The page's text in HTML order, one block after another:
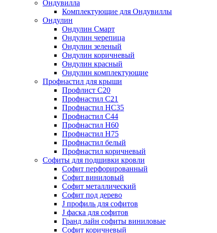
Ондувилла
Комплектующие для Ондувиллы
Ондулин
Ондулин Смарт
Ондулин черепица
Ондулин зеленый
Ондулин коричневый
Ондулин красный
Ондулин комплектующие
Профнастил для крыши
Профлист С20
Профнастил С21
Профнастил НС35
Профнастил С44
Профнастил Н60
Профнастил Н75
Профнастил белый
Профнастил коричневый
Софиты для подшивки кровли
Cофит перфорированный
Софит виниловый
Софит металлический
Софит под дерево
J профиль для софитов
J фаска для софитов
Гранд лайн софиты виниловые
Софит коричневый